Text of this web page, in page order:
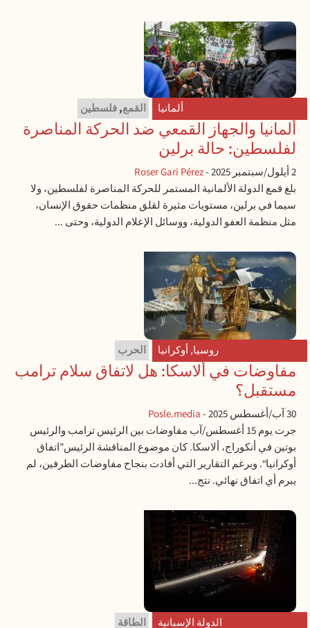
ألمانيا القمع,فلسطين
ألمانيا والجهاز القمعي ضد الحركة المناصرة
لفلسطين: حالة برلين
2 أيلول/سبتمبر 2025 -
Roser Gari Pérez
بلغ قمع الدولة الألمانية المستمر للحركة المناصرة لفلسطين، ولا
سيما في برلين، مستويات مثيرة لقلق منظمات حقوق الإنسان،
مثل منظمة العفو الدولية، ووسائل الإعلام الدولية، وحتى ...
روسيا, أوكرانيا الحرب
مفاوضات في ألاسكا: هل لاتفاق سلام ترامب
مستقبل؟
30 آب/أغسطس 2025 -
Posle.media
جرت يوم 15 أغسطس/آب مفاوضات بين الرئيس ترامب والرئيس
بوتين في أنكوراج، ألاسكا. كان موضوع المناقشة الرئيس”اتفاق
أوكرانيا“. وبرغم التقارير التي أفادت بنجاح مفاوضات الطرفين، لم
يبرم أي اتفاق نهائي. نتج...
الدولة الإسبانية الطاقة